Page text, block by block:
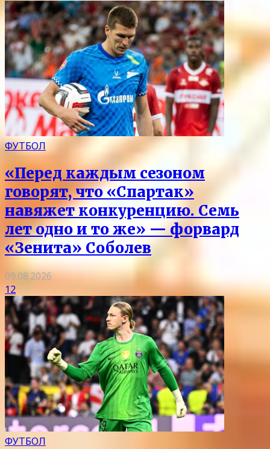
ФУТБОЛ
«Перед каждым сезоном
говорят, что «Спартак»
навяжет конкуренцию. Семь
лет одно и то же» — форвард
«Зенита» Соболев
09.08.2026
12
ФУТБОЛ